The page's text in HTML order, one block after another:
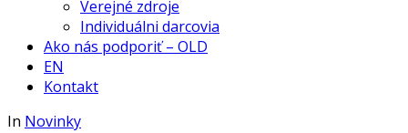
Verejné zdroje
Individuálni darcovia
Ako nás podporiť – OLD
EN
Kontakt
In Novinky